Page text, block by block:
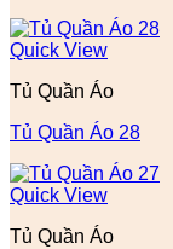
Quick View
Tủ Quần Áo
Tủ Quần Áo 28
Quick View
Tủ Quần Áo